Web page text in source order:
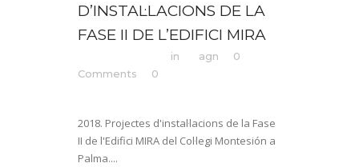
D’INSTAL·LACIONS DE LA
FASE II DE L’EDIFICI MIRA
in agn
0
Comments
0
2018. Projectes d'instal·lacions de la Fase
II de l'Edifici MIRA del Col·legi Montesión a
Palma....